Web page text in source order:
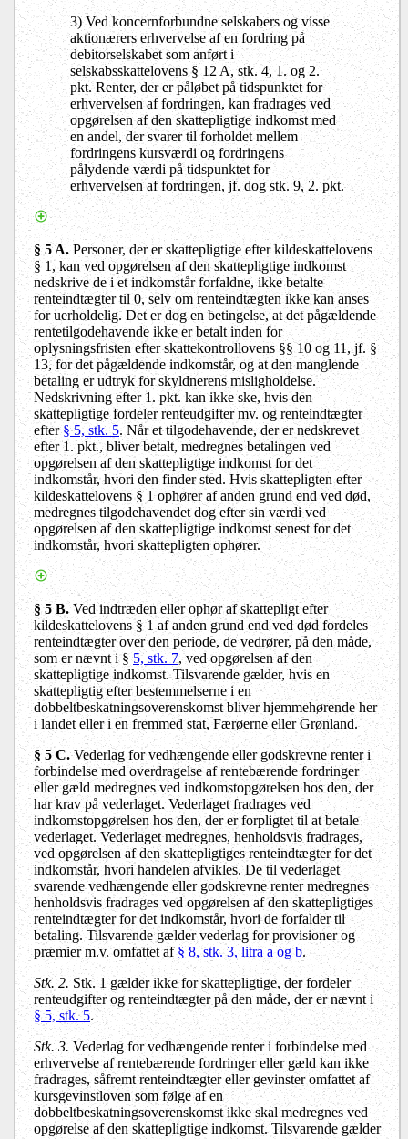
3) Ved koncernforbundne selskabers og visse
aktionærers erhvervelse af en fordring på
debitorselskabet som anført i
selskabsskattelovens § 12 A, stk. 4, 1. og 2.
pkt. Renter, der er påløbet på tidspunktet for
erhvervelsen af fordringen, kan fradrages ved
opgørelsen af den skattepligtige indkomst med
en andel, der svarer til forholdet mellem
fordringens kursværdi og fordringens
pålydende værdi på tidspunktet for
erhvervelsen af fordringen, jf. dog stk. 9, 2. pkt.
§ 5 A. Personer, der er skattepligtige efter kildeskattelovens
§ 1, kan ved opgørelsen af den skattepligtige indkomst
nedskrive de i et indkomstår forfaldne, ikke betalte
renteindtægter til 0, selv om renteindtægten ikke kan anses
for uerholdelig. Det er dog en betingelse, at det pågældende
rentetilgodehavende ikke er betalt inden for
oplysningsfristen efter skattekontrollovens §§ 10 og 11, jf. §
13, for det pågældende indkomstår, og at den manglende
betaling er udtryk for skyldnerens misligholdelse.
Nedskrivning efter 1. pkt. kan ikke ske, hvis den
skattepligtige fordeler renteudgifter mv. og renteindtægter
efter§ 5, stk. 5. Når et tilgodehavende, der er nedskrevet
efter 1. pkt., bliver betalt, medregnes betalingen ved
opgørelsen af den skattepligtige indkomst for det
indkomstår, hvori den finder sted. Hvis skattepligten efter
kildeskattelovens § 1 ophører af anden grund end ved død,
medregnes tilgodehavendet dog efter sin værdi ved
opgørelsen af den skattepligtige indkomst senest for det
indkomstår, hvori skattepligten ophører.
§ 5 B.Ved indtræden eller ophør af skattepligt efter
kildeskattelovens § 1 af anden grund end ved død fordeles
renteindtægter over den periode, de vedrører, på den måde,
som er nævnt i §5, stk. 7, ved opgørelsen af den
skattepligtige indkomst. Tilsvarende gælder, hvis en
skattepligtig efter bestemmelserne i en
dobbeltbeskatningsoverenskomst bliver hjemmehørende her
i landet eller i en fremmed stat, Færøerne eller Grønland.
§ 5 C.Vederlag for vedhængende eller godskrevne renter i
forbindelse med overdragelse af rentebærende fordringer
eller gæld medregnes ved indkomstopgørelsen hos den, der
har krav på vederlaget. Vederlaget fradrages ved
indkomstopgørelsen hos den, der er forpligtet til at betale
vederlaget. Vederlaget medregnes, henholdsvis fradrages,
ved opgørelsen af den skattepligtiges renteindtægter for det
indkomstår, hvori handelen afvikles. De til vederlaget
svarende vedhængende eller godskrevne renter medregnes
henholdsvis fradrages ved opgørelsen af den skattepligtiges
renteindtægter for det indkomstår, hvori de forfalder til
betaling. Tilsvarende gælder vederlag for provisioner og
præmier m.v. omfattet af§ 8, stk. 3, litra a og b.
Stk. 2. Stk. 1 gælder ikke for skattepligtige, der fordeler
renteudgifter og renteindtægter på den måde, der er nævnt i
§ 5, stk. 5.
Stk. 3. Vederlag for vedhængende renter i forbindelse med
erhvervelse af rentebærende fordringer eller gæld kan ikke
fradrages, såfremt renteindtægter eller gevinster omfattet af
kursgevinstloven som følge af en
dobbeltbeskatningsoverenskomst ikke skal medregnes ved
opgørelse af den skattepligtige indkomst. Tilsvarende gælder